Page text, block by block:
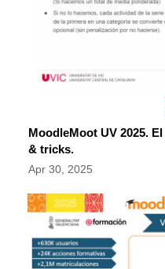
MoodleMoot UV 2025.
& tricks.
Apr 30, 2025